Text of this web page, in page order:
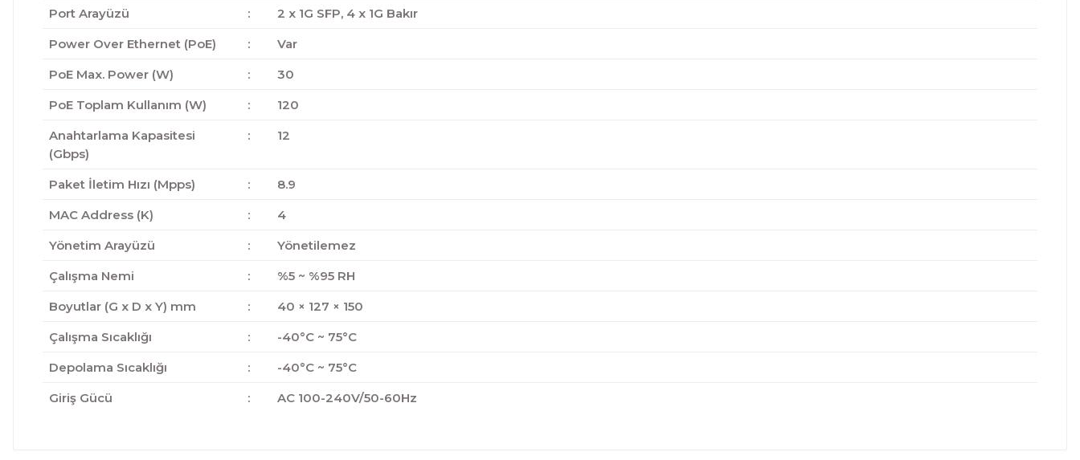
Port Arayüzü
:
2 x 1G SFP, 4 x 1G Bakır
Power Over Ethernet (PoE)
:
Var
PoE Max. Power (W)
:
30
PoE Toplam Kullanım (W)
:
120
Anahtarlama Kapasitesi
(Gbps)
: 12
Paket İletim Hızı (Mpps) :
8.9
MAC Address (K)
:
4
Yönetim Arayüzü
:
Yönetilemez
Çalışma Nemi
:
%5 ~ %95 RH
Boyutlar (G x D x Y) mm
:
40 × 127 × 150
Çalışma Sıcaklığı
:
-40°C ~ 75°C
Depolama Sıcaklığı
:
-40°C ~ 75°C
Giriş Gücü
: AC 100-240V/50-60Hz